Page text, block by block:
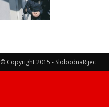
© Copyright 2015 - SlobodnaRijec